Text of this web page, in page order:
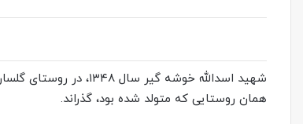
شهید اسدالله خوشه
همان روستایی که متولد شده بود، گذراند.